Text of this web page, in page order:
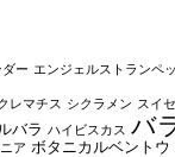
ー エンジェルストランペ
レマチス シクラメン スイ
バラ ハイビスカス バ
ア ボタニカルベントウ